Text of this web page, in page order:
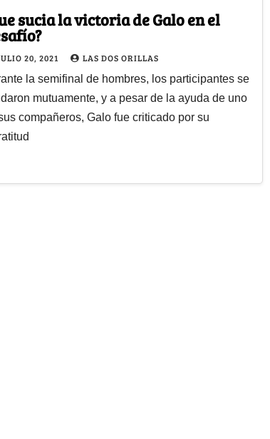
sucia la victoria de Galo en el
20, 2021 LAS DOS ORILLAS
la semifinal de hombres, los participantes se
mutuamente, y a pesar de la ayuda de uno
compañeros, Galo fue criticado por su